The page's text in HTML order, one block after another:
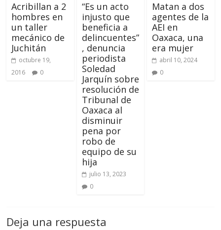
Acribillan a 2
hombres en
un taller
mecánico de
Juchitán
octubre 19,
2016
0
“Es un acto
injusto que
beneficia a
delincuentes”
, denuncia
periodista
Soledad
Jarquín sobre
resolución de
Tribunal de
Oaxaca al
disminuir
pena por
robo de
equipo de su
hija
julio 13, 2023
0
Matan a dos
agentes de la
AEI en
Oaxaca, una
era mujer
abril 10, 2024
0
Deja una respuesta